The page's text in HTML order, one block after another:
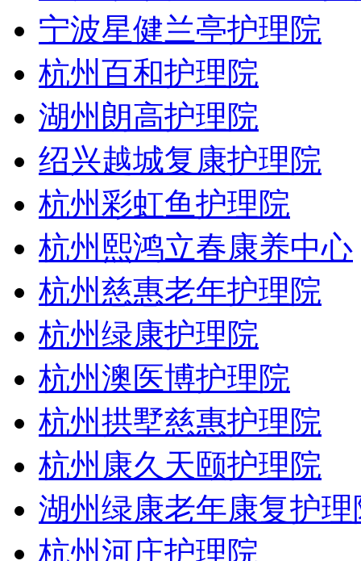
宁波星健兰亭护理院
杭州百和护理院
湖州朗高护理院
绍兴越城复康护理院
杭州彩虹鱼护理院
杭州熙鸿立春康养中心
杭州慈惠老年护理院
杭州绿康护理院
杭州澳医博护理院
杭州拱墅慈惠护理院
杭州康久天颐护理院
湖州绿康老年康复护理
杭州河庄护理院